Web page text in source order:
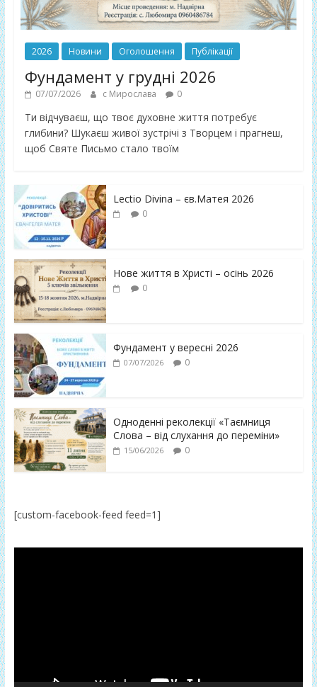
2026 Новини Оголошення Публікації
Фундамент у грудні 2026
07/07/2026 с Мирослава 0
Ти відчуваєш, що твоє духовне життя потребує
глибини? Шукаєш живої зустрічі з Творцем і прагнеш,
щоб Святе Письмо стало твоїм
Lectio Divina – єв.Матея 2026
0
Нове життя в Христі – осінь 2026
0
Фундамент у вересні 2026
07/07/2026 0
Одноденні реколекції «Таємниця
Слова – від слухання до переміни»
15/06/2026 0
[custom-facebook-feed feed=1]